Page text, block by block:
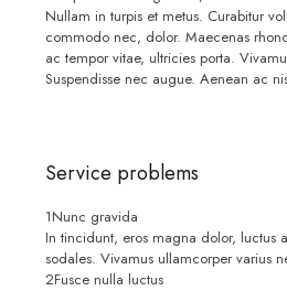
Nullam in turpis et metus. Curabitur
commodo nec, dolor. Maecenas
ac tempor vitae, ultricies porta.
Suspendisse nec augue. Aenean ac
Service problems
1Nunc gravida
In tincidunt, eros magna dolor, luctus
sodales. Vivamus ullamcorper varius
2Fusce nulla luctus